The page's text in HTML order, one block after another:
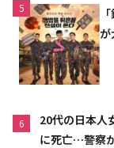
5
6
20代の日本人
に死亡…警察